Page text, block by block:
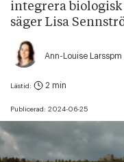
integrera
säger Lisa
Ann-Louise Larsspm
Publicerad: 2024-06-25
Lästid: 2 min